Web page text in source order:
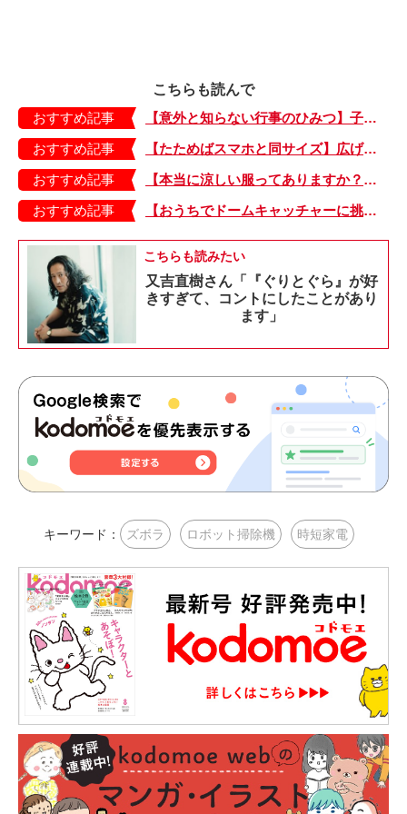
こちらも読んで
おすすめ記事
【意外と知らない行事のひみつ】子どもにはどう伝える？「お盆」って何だろう？
おすすめ記事
【たためばスマホと同サイズ】広げるとビビッドでジューシーな柄が目を引くコンパクトな「扇子」
おすすめ記事
【本当に涼しい服ってありますか？】夏素材の代表「リネン」で夏らしいおしゃれを♪「ワンピース」「パンツ」「スカート」「シャツ」の気になるアイテムはコレ！
おすすめ記事
【おうちでドームキャッチャーに挑戦だ】アンパンマン わくわくドームキャッチャー
こちらも読みたい
又吉直樹さん「『ぐりとぐら』が好
きすぎて、コントにしたことがあり
ます」
キーワード： ズボラ ロボット掃除機 時短家電